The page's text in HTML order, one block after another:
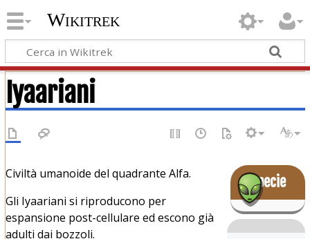
Wikitrek
Iyaariani
Specie
Civiltà umanoide del quadrante Alfa.
Gli Iyaariani si riproducono per
espansione post-cellulare ed escono già
adulti dai bozzoli.